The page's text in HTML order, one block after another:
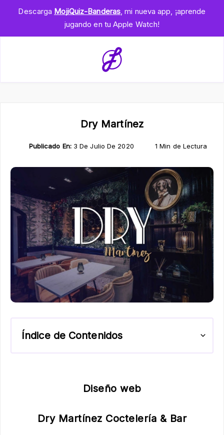
Descarga MojiQuiz-Banderas, mi nueva app, ¡aprende
jugando en tu Apple Watch!
Dry Martínez
Publicado En:3 De Julio De 2020 1 Min de Lectura
Índice de Contenidos
Diseño web
Dry Martínez Coctelería & Bar